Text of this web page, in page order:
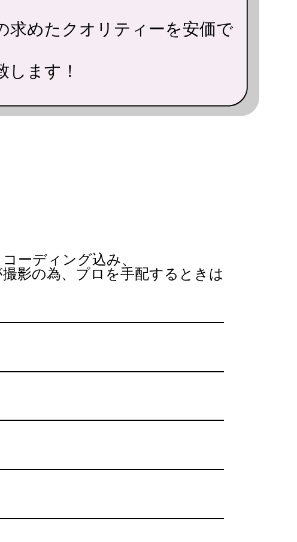
求めたクオリティーを安価で
ます！
ーディング込み、
影の為、 プロを手配するときは